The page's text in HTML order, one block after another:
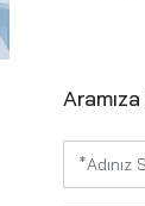
Aramıza